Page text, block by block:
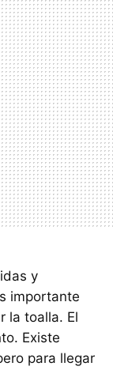
y
importante
la toalla. El
Existe
para llegar